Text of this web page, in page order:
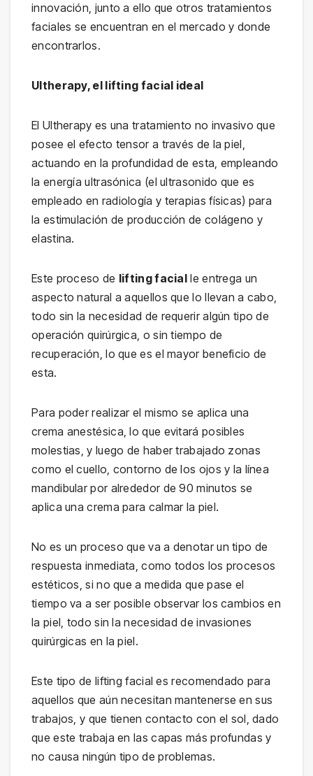
innovación, junto a ello que otros tratamientos
faciales se encuentran en el mercado y donde
encontrarlos.
Ultherapy, el lifting facial ideal
El Ultherapy es una tratamiento no invasivo que
posee el efecto tensor a través de la piel,
actuando en la profundidad de esta, empleando
la energía ultrasónica (el ultrasonido que es
empleado en radiología y terapias físicas) para
la estimulación de producción de colágeno y
elastina.
Este proceso de lifting facial le entrega un
aspecto natural a aquellos que lo llevan a cabo,
todo sin la necesidad de requerir algún tipo de
operación quirúrgica, o sin tiempo de
recuperación, lo que es el mayor beneficio de
esta.
Para poder realizar el mismo se aplica una
crema anestésica, lo que evitará posibles
molestias, y luego de haber trabajado zonas
como el cuello, contorno de los ojos y la línea
mandibular por alrededor de 90 minutos se
aplica una crema para calmar la piel.
No es un proceso que va a denotar un tipo de
respuesta inmediata, como todos los procesos
estéticos, si no que a medida que pase el
tiempo va a ser posible observar los cambios en
la piel, todo sin la necesidad de invasiones
quirúrgicas en la piel.
Este tipo de lifting facial es recomendado para
aquellos que aún necesitan mantenerse en sus
trabajos, y que tienen contacto con el sol, dado
que este trabaja en las capas más profundas y
no causa ningún tipo de problemas.